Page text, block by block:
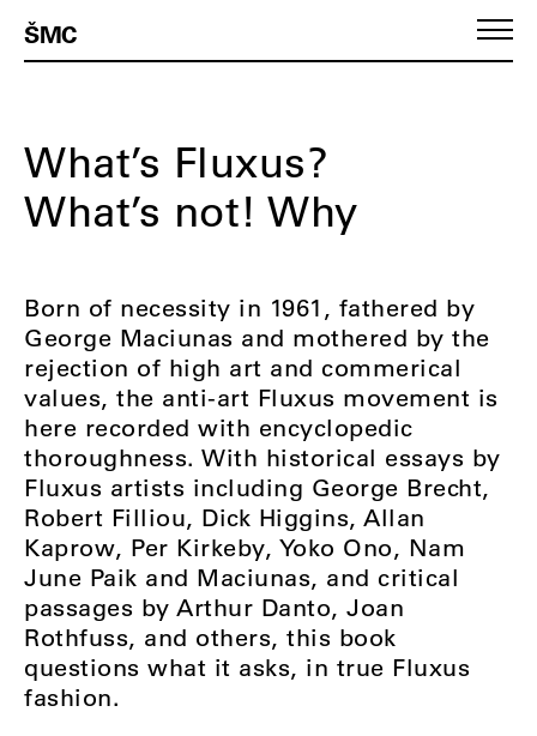
ŠMC
What’s Fluxus?
What’s not! Why
Born of necessity in 1961, fathered by
George Maciunas and mothered by the
rejection of high art and commerical
values, the anti-art Fluxus movement is
here recorded with encyclopedic
thoroughness. With historical essays by
Fluxus artists including George Brecht,
Robert Filliou, Dick Higgins, Allan
Kaprow, Per Kirkeby, Yoko Ono, Nam
June Paik and Maciunas, and critical
passages by Arthur Danto, Joan
Rothfuss, and others, this book
questions what it asks, in true Fluxus
fashion.